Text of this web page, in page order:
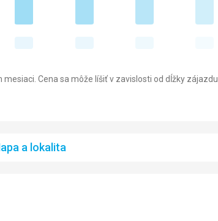
Cena sa môže líšiť v zavislosti od dĺžky zájazdu.
a lokalita